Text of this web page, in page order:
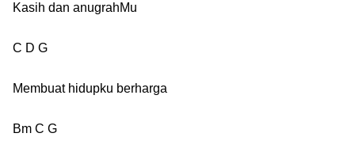
Kasih dan anugrahMu
C D G
Membuat hidupku berharga
Bm C G